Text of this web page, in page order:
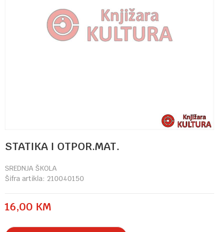
STATIKA I OTPOR.MAT.
SREDNJA ŠKOLA
Šifra artikla: 210040150
16,00 KM